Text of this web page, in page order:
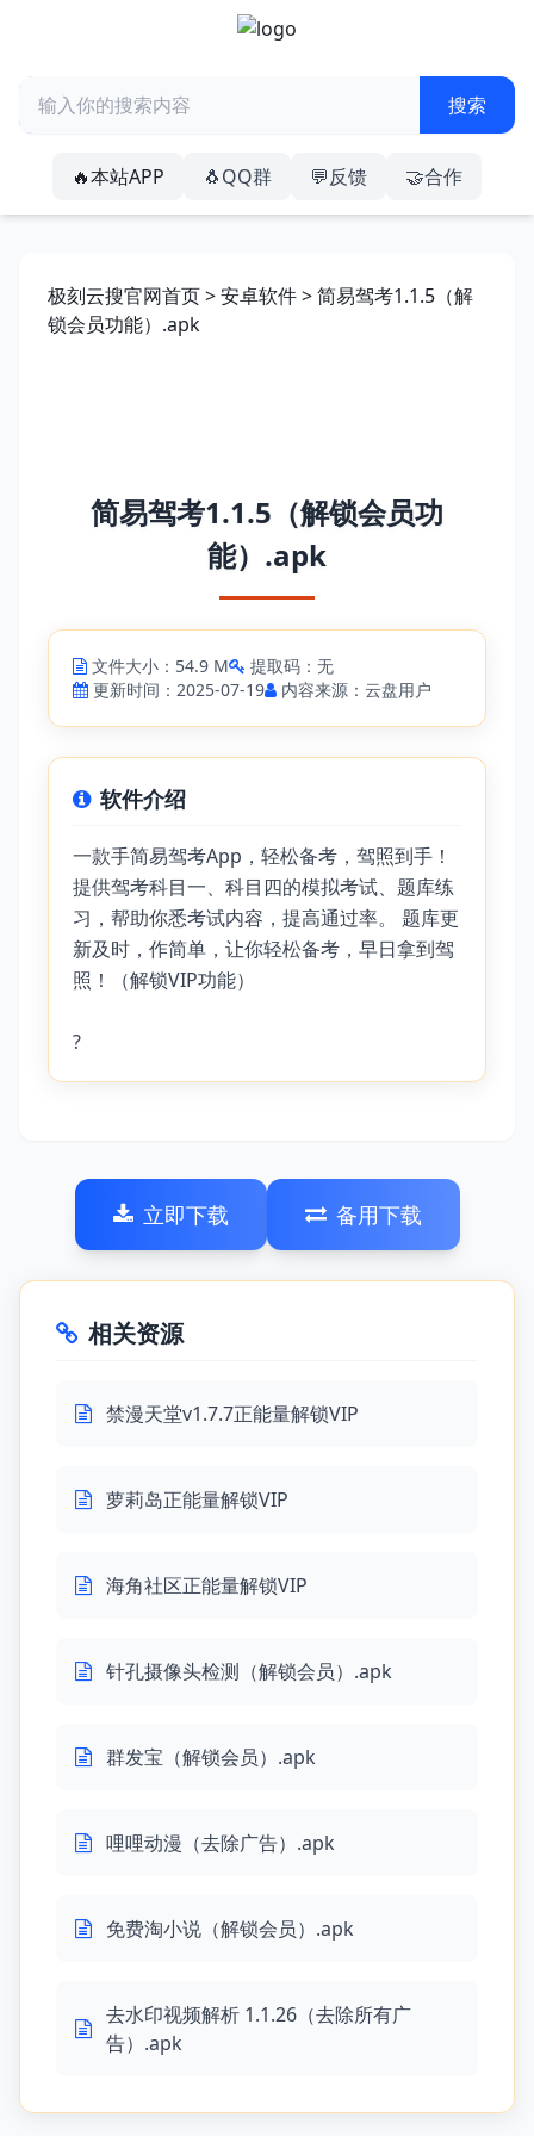
🔥本站APP 🐧QQ群 💬反馈 🤝合作
极刻云搜官网首页>安卓软件> 简易驾考1.1.5（解
锁会员功能）.apk
简易驾考1.1.5（解锁会员功
能）.apk
文件大小：54.9 M
提取码：无
更新时间：2025-07-19
内容来源：云盘用户
软件介绍
一款手简易驾考App，轻松备考，驾照到手！
提供驾考科目一、科目四的模拟考试、题库练
习，帮助你悉考试内容，提高通过率。 题库更
新及时，作简单，让你轻松备考，早日拿到驾
照！（解锁VIP功能）
?
立即下载 备用下载
相关资源
禁漫天堂v1.7.7正能量解锁VIP
萝莉岛正能量解锁VIP
海角社区正能量解锁VIP
针孔摄像头检测（解锁会员）.apk
群发宝（解锁会员）.apk
哩哩动漫（去除广告）.apk
免费淘小说（解锁会员）.apk
去水印视频解析 1.1.26（去除所有广
告）.apk